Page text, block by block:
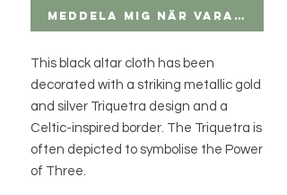
Meddela mig när varan
This black altar cloth has been
decorated with a striking metallic gold
and silver Triquetra design and a
Celtic-inspired border. The Triquetra is
often depicted to symbolise the Power
of Three.